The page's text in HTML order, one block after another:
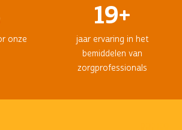
onze
19+
jaar ervaring in het
bemiddelen van
zorgprofessionals